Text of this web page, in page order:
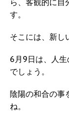
ら、客観的に自
す。
そこには、新し
6月9日は、人
でしょう。
陰陽の和合の事
ね。